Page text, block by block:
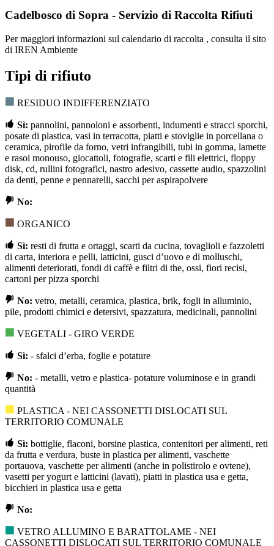
Cadelbosco di Sopra - Servizio di Raccolta Rifiuti
Per maggiori informazioni sul calendario di raccolta , consulta il sito
di IREN Ambiente
Tipi di rifiuto
RESIDUO INDIFFERENZIATO
Sì: pannolini, pannoloni e assorbenti, indumenti e stracci sporchi,
posate di plastica, vasi in terracotta, piatti e stoviglie in porcellana o
ceramica, pirofile da forno, vetri infrangibili, tubi in gomma, lamette
e rasoi monouso, giocattoli, fotografie, scarti e fili elettrici, floppy
disk, cd, rullini fotografici, nastro adesivo, cassette audio, spazzolini
da denti, penne e pennarelli, sacchi per aspirapolvere
No:
ORGANICO
Sì: resti di frutta e ortaggi, scarti da cucina, tovaglioli e fazzoletti
di carta, interiora e pelli, latticini, gusci d’uovo e di molluschi,
alimenti deteriorati, fondi di caffè e filtri di the, ossi, fiori recisi,
cartoni per pizza sporchi
No: vetro, metalli, ceramica, plastica, brik, fogli in alluminio,
pile, prodotti chimici e detersivi, spazzatura, medicinali, pannolini
VEGETALI - GIRO VERDE
Sì: - sfalci d’erba, foglie e potature
No: - metalli, vetro e plastica- potature voluminose e in grandi
quantità
PLASTICA - NEI CASSONETTI DISLOCATI SUL
TERRITORIO COMUNALE
Sì: bottiglie, flaconi, borsine plastica, contenitori per alimenti, reti
da frutta e verdura, buste in plastica per alimenti, vaschette
portauova, vaschette per alimenti (anche in polistirolo e ovtene),
vasetti per yogurt e latticini (lavati), piatti in plastica usa e getta,
bicchieri in plastica usa e getta
No:
VETRO ALLUMINO E BARATTOLAME - NEI
CASSONETTI DISLOCATI SUL TERRITORIO COMUNALE